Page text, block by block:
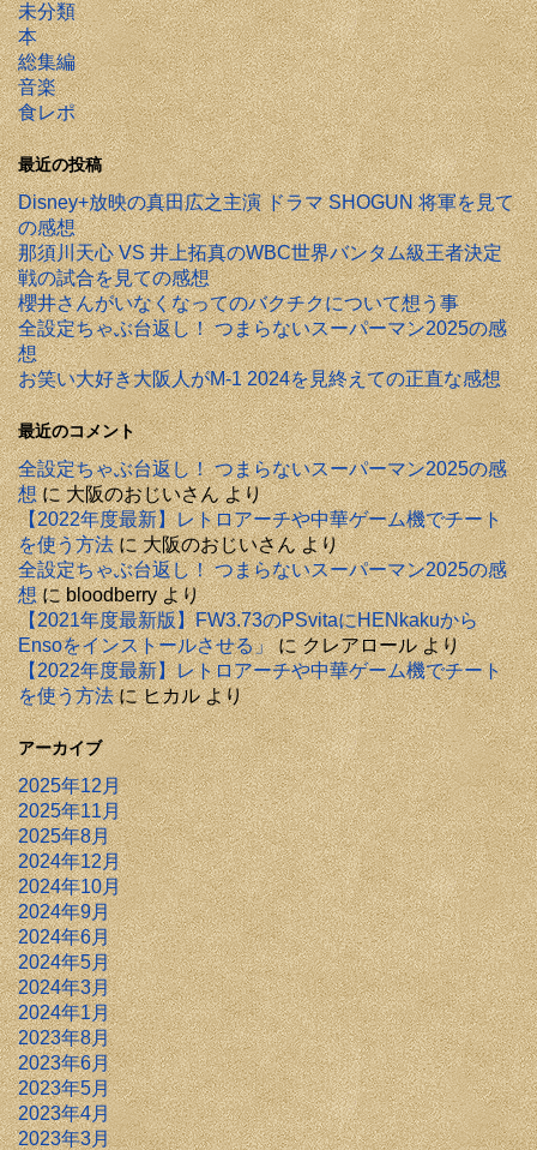
未分類
本
総集編
音楽
食レポ
最近の投稿
Disney+放映の真田広之主演 ドラマ SHOGUN 将軍を見て
の感想
那須川天心 VS 井上拓真のWBC世界バンタム級王者決定
戦の試合を見ての感想
櫻井さんがいなくなってのバクチクについて想う事
全設定ちゃぶ台返し！ つまらないスーパーマン2025の感
想
お笑い大好き大阪人がM-1 2024を見終えての正直な感想
最近のコメント
全設定ちゃぶ台返し！ つまらないスーパーマン2025の感
想に大阪のおじいさんより
【2022年度最新】レトロアーチや中華ゲーム機でチート
を使う方法に大阪のおじいさんより
全設定ちゃぶ台返し！ つまらないスーパーマン2025の感
想にbloodberryより
【2021年度最新版】FW3.73のPSvitaにHENkakuから
Ensoをインストールさせる」にクレアロールより
【2022年度最新】レトロアーチや中華ゲーム機でチート
を使う方法にヒカルより
アーカイブ
2025年12月
2025年11月
2025年8月
2024年12月
2024年10月
2024年9月
2024年6月
2024年5月
2024年3月
2024年1月
2023年8月
2023年6月
2023年5月
2023年4月
2023年3月